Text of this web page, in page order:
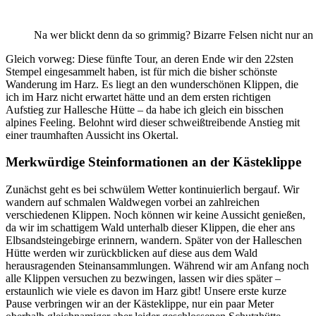
Na wer blickt denn da so grimmig? Bizarre Felsen nicht nur
Gleich vorweg: Diese fünfte Tour, an deren Ende wir den 22sten
Stempel eingesammelt haben, ist für mich die bisher schönste
Wanderung im Harz. Es liegt an den wunderschönen Klippen, die
ich im Harz nicht erwartet hätte und an dem ersten richtigen
Aufstieg zur Hallesche Hütte – da habe ich gleich ein bisschen
alpines Feeling. Belohnt wird dieser schweißtreibende Anstieg mit
einer traumhaften Aussicht ins Okertal.
Merkwürdige Steinformationen an der Kästeklippe
Zunächst geht es bei schwülem Wetter kontinuierlich bergauf. Wir
wandern auf schmalen Waldwegen vorbei an zahlreichen
verschiedenen Klippen. Noch können wir keine Aussicht genießen,
da wir im schattigem Wald unterhalb dieser Klippen, die eher ans
Elbsandsteingebirge erinnern, wandern. Später von der Halleschen
Hütte werden wir zurückblicken auf diese aus dem Wald
herausragenden Steinansammlungen. Während wir am Anfang noch
alle Klippen versuchen zu bezwingen, lassen wir dies später –
erstaunlich wie viele es davon im Harz gibt! Unsere erste kurze
Pause verbringen wir an der Kästeklippe, nur ein paar Meter